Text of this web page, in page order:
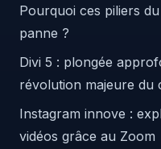
Pourquoi ces piliers
panne ?
Divi 5 : plongée
révolution majeure du
Instagram innove :
vidéos grâce au Zoom